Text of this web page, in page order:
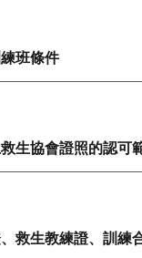
班條件
生協會證照的認可
救生教練證、訓練